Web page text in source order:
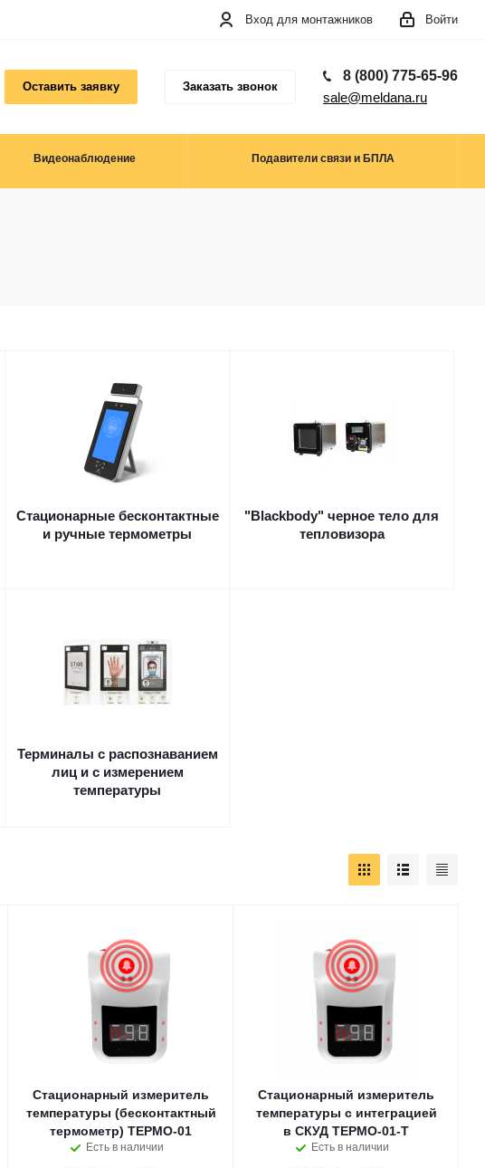
Войти
Вход для монтажников
Оставить заявку Заказать звонок
8 (800) 775-65-96
sale@meldana.ru
Видеонаблюдение Подавители связи и БПЛА
Стационарные бесконтактные
и ручные термометры
"Blackbody" черное тело для
тепловизора
Терминалы с распознаванием
лиц и с измерением
температуры
Стационарный измеритель
температуры (бесконтактный
термометр) ТЕРМО-01
Есть в наличии
Стационарный измеритель
температуры с интеграцией
в СКУД ТЕРМО-01-Т
Есть в наличии